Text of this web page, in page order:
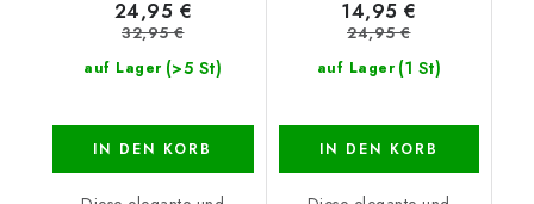
auf Lager (>5 St)
24,95 €
32,95 €
IN DEN KORB
auf Lager (1 St)
14,95 €
24,95 €
IN DEN KORB